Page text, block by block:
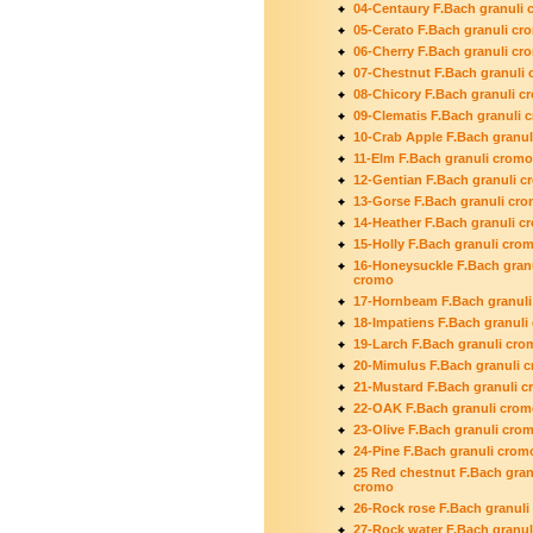
04-Centaury F.Bach granuli
05-Cerato F.Bach granuli
06-Cherry F.Bach granuli
07-Chestnut F.Bach granuli
08-Chicory F.Bach granuli
09-Clematis F.Bach granuli
10-Crab Apple F.Bach
11-Elm F.Bach granuli cromo
12-Gentian F.Bach granuli
13-Gorse F.Bach granuli
14-Heather F.Bach granuli
15-Holly F.Bach granuli
16-Honeysuckle F.Bach
cromo
17-Hornbeam F.Bach
18-Impatiens F.Bach granuli
19-Larch F.Bach granuli
20-Mimulus F.Bach granuli
21-Mustard F.Bach granuli
22-OAK F.Bach granuli
23-Olive F.Bach granuli
24-Pine F.Bach granuli
25 Red chestnut F.Bach
cromo
26-Rock rose F.Bach granuli
27-Rock water F.Bach